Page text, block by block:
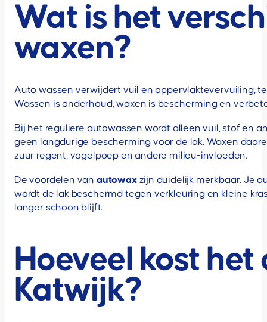
Wat is het
waxen?
Auto wassen verwijdert vuil en oppervlaktevervuiling,
Wassen is onderhoud, waxen is bescherming en
Bij het reguliere autowassen wordt alleen vuil, stof en
geen langdurige bescherming voor de lak. Waxen
zuur regent, vogelpoep en andere milieu-invloeden.
De voordelen van autowaxzijn duidelijk merkbaar. Je
wordt de lak beschermd tegen verkleuring en kleine
langer schoon blijft.
Hoeveel kost
Katwijk?